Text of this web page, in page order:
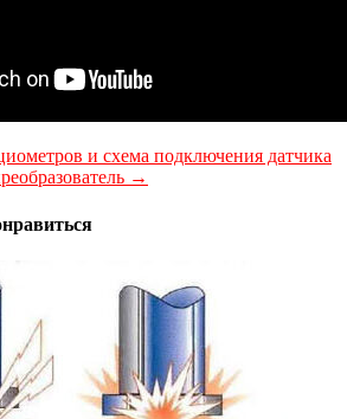
и схема подключения датчика
→